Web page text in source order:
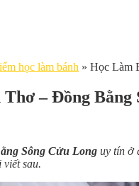
học làm bánh » Học Làm
– Đồng Bằng
Sông Cửu Long uy tín ở
sau.